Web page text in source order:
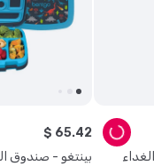
بينتغو - صندوق
$ 65.42